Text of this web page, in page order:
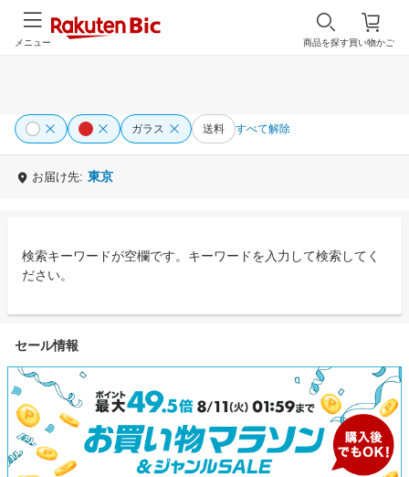
買い物かご
商品を探す
メニュー
ガラス 送料 すべて解除
お届け先: 東京
検索キーワードが空欄です。キーワードを入力して検索してく
ださい。
セール情報